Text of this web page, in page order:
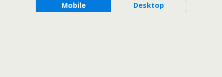
Mobile Desktop